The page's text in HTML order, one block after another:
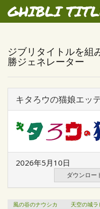
GHIBLI
ジブリタイトルを組
勝ジェネレーター
キタろウの猫娘エッ
2026年5月10日
ダウンロー
風の谷のナウシカ 天空の城ラ